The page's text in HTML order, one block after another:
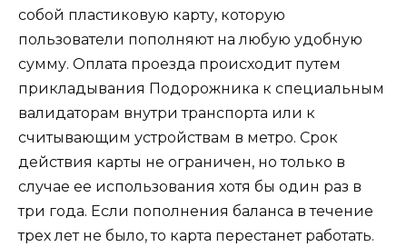
собой пластиковую карту, которую
пользователи пополняют на любую удобную
сумму. Оплата проезда происходит путем
прикладывания Подорожника к специальным
валидаторам внутри транспорта или к
считывающим устройствам в метро. Срок
действия карты не ограничен, но только в
случае ее использования хотя бы один раз в
три года. Если пополнения баланса в течение
трех лет не было, то карта перестанет работать.